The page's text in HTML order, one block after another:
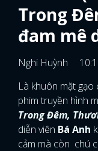
Trong
đam mê
Nghi Huỳnh
Là khuôn mặt gạo
phim truyền hình
Trong Đêm,
diễn viên Bá Anh
cảm mà còn chú